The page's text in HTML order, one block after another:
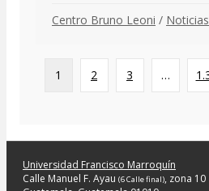
Centro Bruno Leoni / Noticias
1 2 3 …
Universidad Francisco Marroquín
Calle Manuel F. Ayau (6 Calle final), zona 10